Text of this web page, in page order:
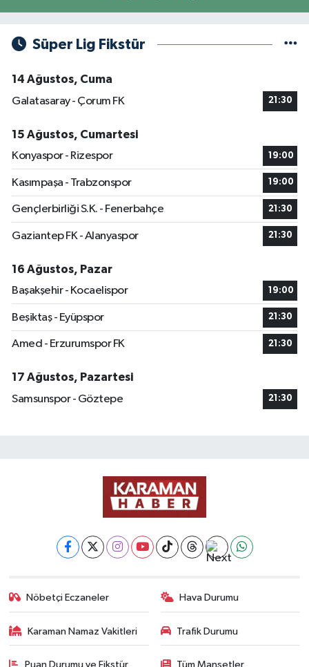
Süper Lig Fikstür
14 Ağustos, Cuma
Galatasaray - Çorum FK
21:30
15 Ağustos, Cumartesi
Konyaspor - Rizespor
19:00
Kasımpaşa - Trabzonspor 19:00
Gençlerbirliği S.K. - Fenerbahçe 21:30
Gaziantep FK - Alanyaspor 21:30
16 Ağustos, Pazar
Başakşehir - Kocaelispor
19:00
Beşiktaş - Eyüpspor 21:30
Amed - Erzurumspor FK 21:30
17 Ağustos, Pazartesi
Samsunspor - Göztepe
21:30
Nöbetçi Eczaneler Hava Durumu
Karaman Namaz Vakitleri Trafik Durumu
Puan Durumu ve Fikstür Tüm Manşetler